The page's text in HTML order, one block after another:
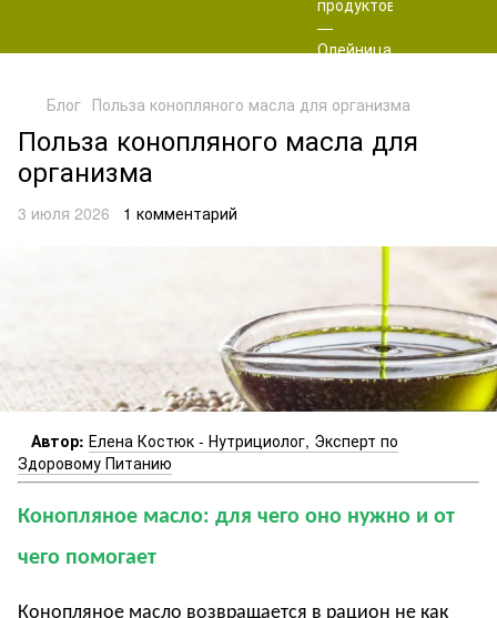
Блог Польза конопляного масла для организма
Польза конопляного масла для
организма
3 июля 2026 1 комментарий
Автор: Елена Костюк - Нутрициолог, Эксперт по
Здоровому Питанию
Конопляное масло: для чего оно нужно и от
чего помогает
Конопляное масло возвращается в рацион не как